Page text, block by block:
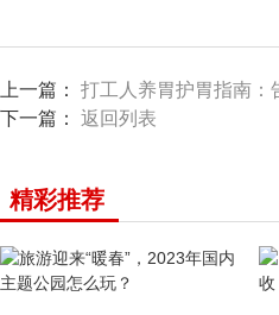
上一篇： 打工人养胃护胃指南：
下一篇： 返回列表
精彩推荐